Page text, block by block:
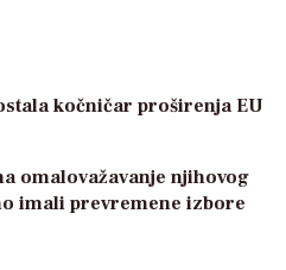
kočničar proširenja EU
omalovažavanje njihovog
imali prevremene izbore